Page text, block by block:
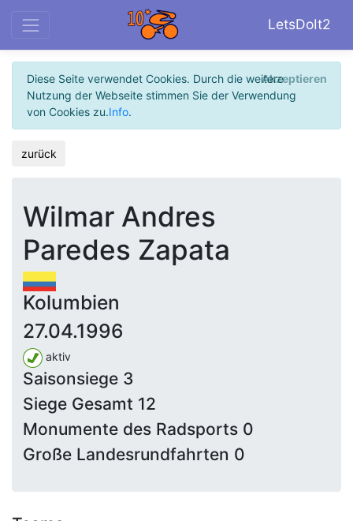
LetsDoIt2
Diese Seite verwendet Cookies. Durch die weitere
Nutzung der Webseite stimmen Sie der Verwendung
von Cookies zu.Info.
Akzeptieren
zurück
Wilmar Andres
Paredes Zapata
Kolumbien
27.04.1996
aktiv
Saisonsiege 3
Siege Gesamt 12
Monumente des Radsports 0
Große Landesrundfahrten 0